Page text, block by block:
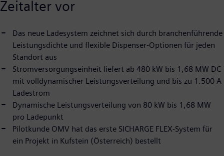
Zeitalter vor
Das neue Ladesystem zeichnet sich durch branchenführende
Leistungsdichte und flexible Dispenser-Optionen für jeden
Standort aus
Stromversorgungseinheit liefert ab 480 kW bis 1,68 MW DC
mit volldynamischer Leistungsverteilung und bis zu 1.500 A
Ladestrom
Dynamische Leistungsverteilung von 80 kW bis 1,68 MW
pro Ladepunkt
Pilotkunde OMV hat das erste SICHARGE FLEX-System für
ein Projekt in Kufstein (Österreich) bestellt